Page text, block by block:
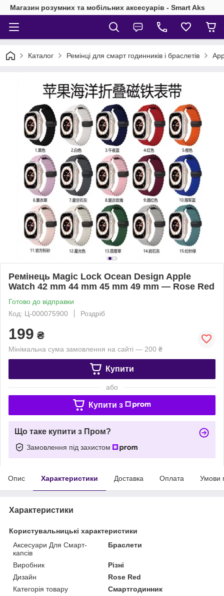
Магазин розумних та мобільних аксесуарів - Smart Aks
Каталог Ремінці для смарт годинників і браслетів
Ремінець Magic Lock Ocean Design Apple
Watch 42 mm 44 mm 45 mm 49 mm — Rose Red
Готово до відправки
Код: Ц-000075900
Роздріб
199 ₴
Мінімальна сума замовлення на сайті — 200 ₴
Купити
або
Купити з
Що таке купити з Пром?
Замовлення під захистом
Опис Характеристики Доставка Оплата Умови
Характеристики
Користувальницькі характеристики
Аксесуари Для Смарт-
капсів
Браслети
Виробник
Різні
Дизайн
Rose Red
Категорія товару
Смартгодинник